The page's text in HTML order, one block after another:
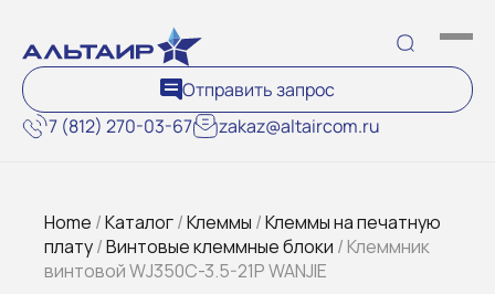
7 (812) 270-03-67 zakaz@altaircom.ru
Отправить запрос
Home /Каталог/Клеммы /Клеммы на печатную
плату/Винтовые клеммные блоки / Клеммник
винтовой WJ350C-3.5-21P WANJIE